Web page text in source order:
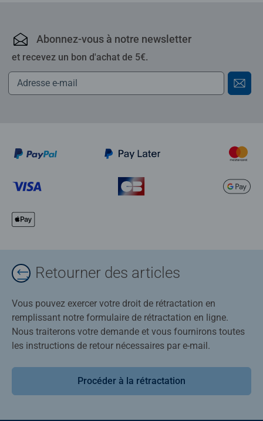
Abonnez-vous à notre newsletter
et recevez un bon d'achat de 5€.
Retourner des articles
Vous pouvez exercer votre droit de rétractation en
remplissant notre formulaire de rétractation en ligne.
Nous traiterons votre demande et vous fournirons toutes
les instructions de retour nécessaires par e-mail.
Procéder à la rétractation